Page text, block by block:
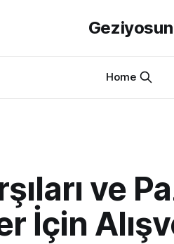
Geziyosun
Home
ve
İçin